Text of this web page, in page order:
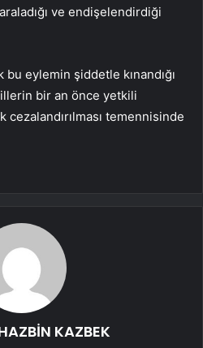
ve endişelendirdiği
bu eylemin şiddetle kınandığı
bir an önce yetkili
temennisinde
KAZBEK